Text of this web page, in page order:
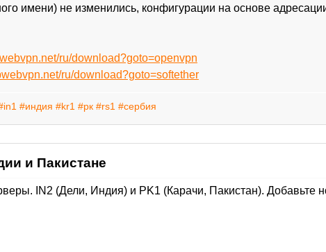
имени) не изменились, конфигурации на основе
ru/download?goto=openvpn
ru/download?goto=softether
#индия #kr1 #рк #rs1 #сербия
и Пакистане
IN2 (Дели, Индия) и PK1 (Карачи, Пакистан). Добавьте